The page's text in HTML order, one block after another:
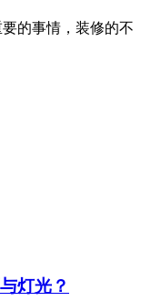
的事情，装修的不
灯光？